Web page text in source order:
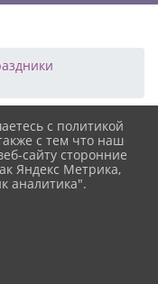
«23+8»
с политикой
с тем что наш
сайту сторонние
Яндекс Метрика,
аналитика".